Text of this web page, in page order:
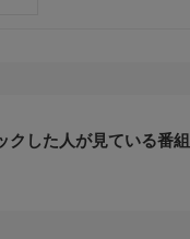
クした人が見ている番組